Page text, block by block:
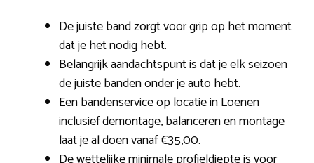
De juiste band zorgt voor grip op het moment
dat je het nodig hebt.
Belangrijk aandachtspunt is dat je elk seizoen
de juiste banden onder je auto hebt.
Een bandenservice op locatie in Loenen
inclusief demontage, balanceren en montage
laat je al doen vanaf €35,00.